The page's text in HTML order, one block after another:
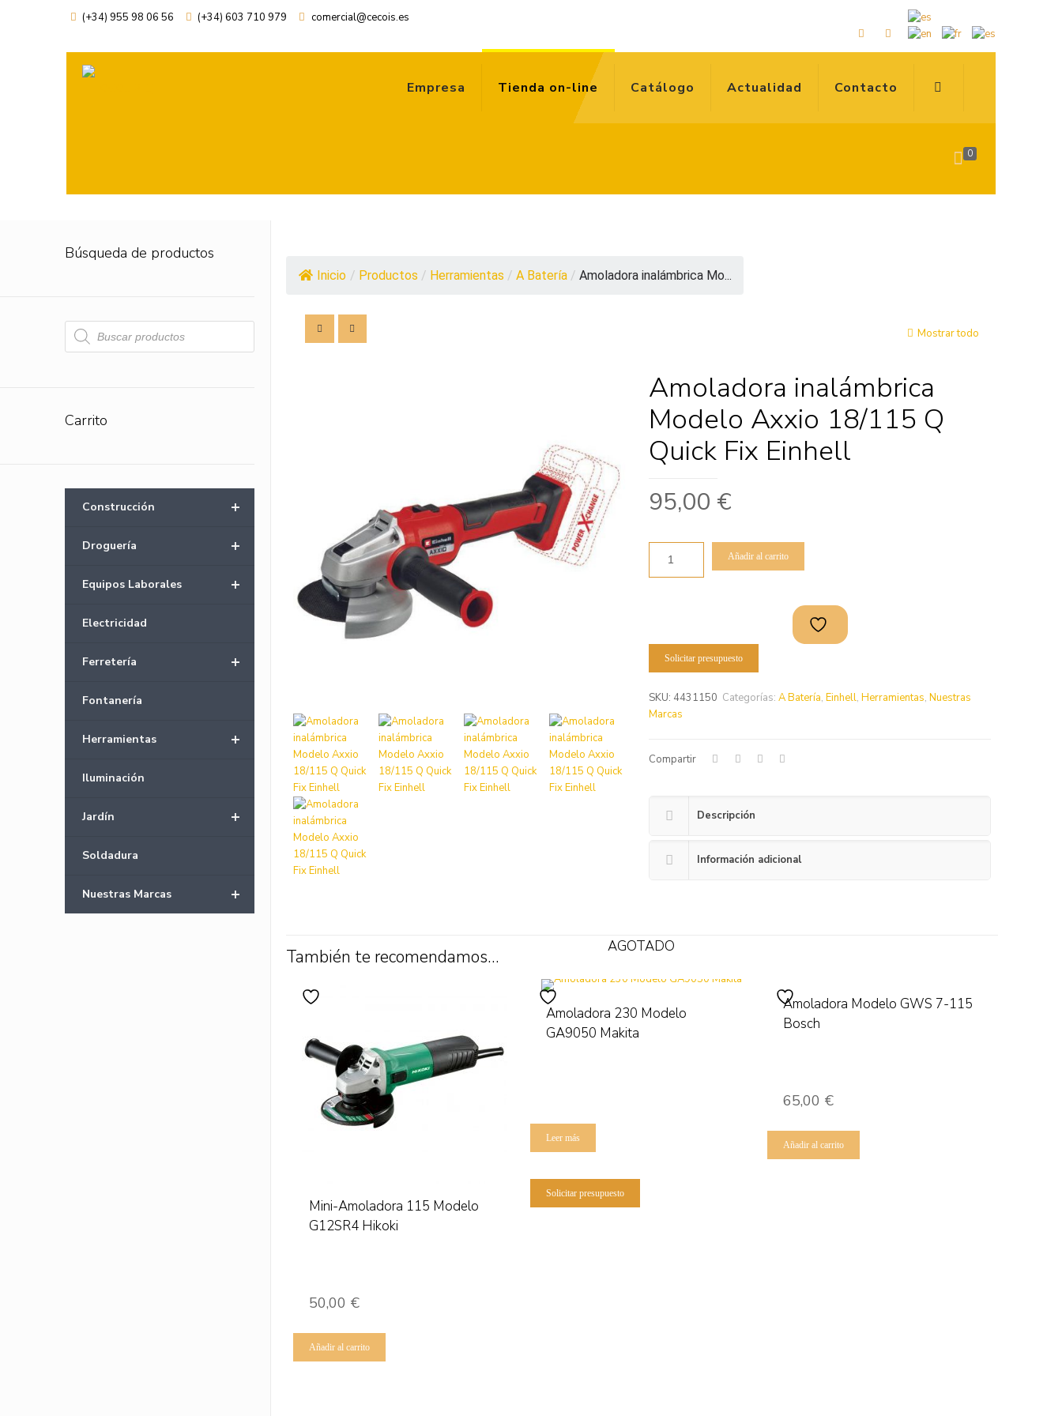
(+34) 955 98 06 56 (+34) 603 710 979 comercial@cecois.es
Empresa Tienda on-line Catálogo Actualidad Contacto
0
Inicio / Productos / Herramientas / A Batería / Amoladora inalámbrica Mo...
Mostrar todo
Amoladora inalámbrica
Modelo Axxio 18/115 Q
Quick Fix Einhell
95,00 €
Añadir al carrito
Solicitar presupuesto
SKU: 4431150 Categorías:A Batería,Einhell,Herramientas,Nuestras
Marcas
Compartir
Descripción
Información adicional
También te recomendamos…
Mini-Amoladora 115 Modelo
G12SR4 Hikoki
50,00 €
Añadir al carrito
AGOTADO
Amoladora 230 Modelo
GA9050 Makita
Leer más
Solicitar presupuesto
Amoladora Modelo GWS 7-115
Bosch
65,00 €
Añadir al carrito
Búsqueda de productos
Búsqueda
de
productos
Carrito
+
Construcción
+
Droguería
+
Equipos Laborales
Electricidad
+
Ferretería
Fontanería
+
Herramientas
Iluminación
+
Jardín
Soldadura
+
Nuestras Marcas